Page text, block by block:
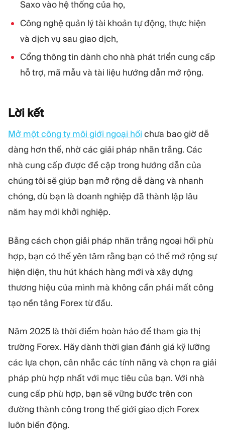
Saxo vào hệ thống của họ,
Công nghệ quản lý tài khoản tự động, thực hiện
và dịch vụ sau giao dịch,
Cổng thông tin dành cho nhà phát triển cung cấp
hỗ trợ, mã mẫu và tài liệu hướng dẫn mở rộng.
Lời kết
Mở một công ty môi giới ngoại hối chưa bao giờ dễ
dàng hơn thế, nhờ các giải pháp nhãn trắng. Các
nhà cung cấp được đề cập trong hướng dẫn của
chúng tôi sẽ giúp bạn mở rộng dễ dàng và nhanh
chóng, dù bạn là doanh nghiệp đã thành lập lâu
năm hay mới khởi nghiệp.
Bằng cách chọn giải pháp nhãn trắng ngoại hối phù
hợp, bạn có thể yên tâm rằng bạn có thể mở rộng sự
hiện diện, thu hút khách hàng mới và xây dựng
thương hiệu của mình mà không cần phải mất công
tạo nền tảng Forex từ đầu.
Năm 2025 là thời điểm hoàn hảo để tham gia thị
trường Forex. Hãy dành thời gian đánh giá kỹ lưỡng
các lựa chọn, cân nhắc các tính năng và chọn ra giải
pháp phù hợp nhất với mục tiêu của bạn. Với nhà
cung cấp phù hợp, bạn sẽ vững bước trên con
đường thành công trong thế giới giao dịch Forex
luôn biến động.